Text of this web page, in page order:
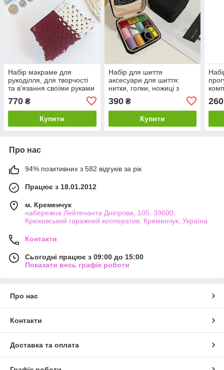
Набір макраме для
рукоділля, для творчості
та в'язання своїми руками
гаманця 15.7х10см колір
червоний з білим
770 ₴
Купити
Набір для шиття
аксесуари для шиття:
нитки, голки, ножиці з
сумкою на блискавці колір
чорний
390₴
Купити
260
Про нас
94% позитивних з 582 відгуків за рік
Працює з 18.01.2012
м. Кременчук
набережна Лейтенанта Дніпрова, 105, 39600,
Крюковський гаражний кооператив, Кременчук, Україна
Контакти
Сьогодні працює з 09:00 до 15:00
Показати весь графік роботи
Про нас
Контакти
Доставка та оплата